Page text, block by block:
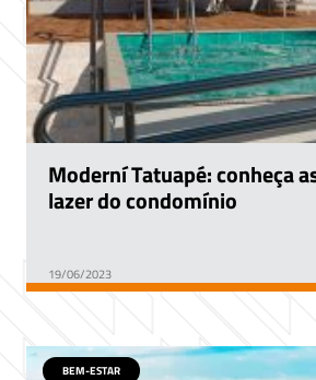
Moderní Tatuapé: conheça
lazer do condomínio
19/06/2023
BEM-ESTAR